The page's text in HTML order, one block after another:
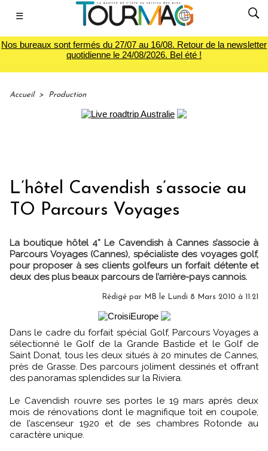
☰
Nos bureaux sont fermés du 27/07 au 16/08. Retour de la newsletter
quotidienne le 24/08/2026. Bel été !
Accueil > Production
L’hôtel Cavendish s’associe au
TO Parcours Voyages
La boutique hôtel 4* Le Cavendish à Cannes s’associe à
Parcours Voyages (Cannes), spécialiste des voyages golf,
pour proposer à ses clients golfeurs un forfait détente et
deux des plus beaux parcours de l’arrière-pays cannois.
Rédigé par MB le Lundi 8 Mars 2010 à 11:21
Dans le cadre du forfait spécial Golf, Parcours Voyages a
sélectionné le Golf de la Grande Bastide et le Golf de
Saint Donat, tous les deux situés à 20 minutes de Cannes,
près de Grasse. Des parcours joliment dessinés et offrant
des panoramas splendides sur la Riviera.
Le Cavendish rouvre ses portes le 19 mars après deux
mois de rénovations dont le magnifique toit en coupole,
de l’ascenseur 1920 et de ses chambres Rotonde au
caractère unique.